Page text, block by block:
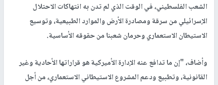
الشعب الفلسطيني، في الوقت الذي لم تدن به انتهاكات الاحتلال
الإسرائيلي من سرقة ومصادرة الأرض والموارد الطبيعية، وتوسيع
الاستيطان الاستعماري وحرمان شعبنا من حقوقه الأساسية.
وأضاف، "إن ما تدافع عنه الإدارة الأميركية هو قراراتها الأحادية وغير
القانونية، وتطبيع ودعم المشروع الاستيطاني الاستعماري، من أجل